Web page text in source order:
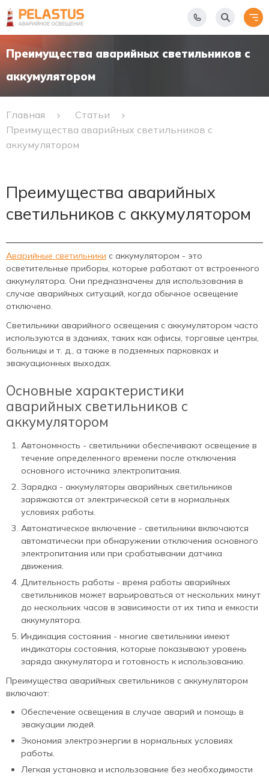
Преимущества аварийных светильников с
аккумулятором
Главная
Статьи
Преимущества аварийных светильников с
аккумулятором
Преимущества аварийных
светильников с аккумулятором
Аварийные светильники с аккумулятором - это
осветительные приборы, которые работают от встроенного
аккумулятора. Они предназначены для использования в
случае аварийных ситуаций, когда обычное освещение
отключено.
Светильники аварийного освещения с аккумулятором часто
используются в зданиях, таких как офисы, торговые центры,
больницы и т. д., а также в подземных парковках и
эвакуационных выходах.
Основные характеристики
аварийных светильников с
аккумулятором
Автономность - светильники обеспечивают освещение в
течение определенного времени после отключения
основного источника электропитания.
Зарядка - аккумуляторы аварийных светильников
заряжаются от электрической сети в нормальных
условиях работы.
Автоматическое включение - светильники включаются
автоматически при обнаружении отключения основного
электропитания или при срабатывании датчика
движения.
Длительность работы - время работы аварийных
светильников может варьироваться от нескольких минут
до нескольких часов в зависимости от их типа и емкости
аккумулятора.
Индикация состояния - многие светильники имеют
индикаторы состояния, которые показывают уровень
заряда аккумулятора и готовность к использованию.
Преимущества аварийных светильников с аккумулятором
включают:
Обеспечение освещения в случае аварий и помощь в
эвакуации людей.
Экономия электроэнергии в нормальных условиях
работы.
Легкая установка и использование без необходимости